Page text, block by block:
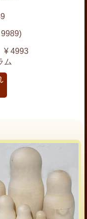
¥ 4993
ム